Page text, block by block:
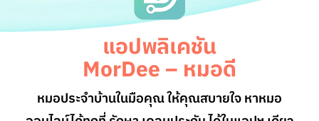
แอปพลิเคชัน
MorDee – หมอดี
หมอประจำบ้านในมือคุณ ให้คุณสบายใจ หาหมอ